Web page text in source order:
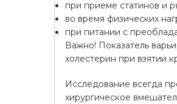
при приеме статинов и
во время физических
при питании с
Важно! Показатель
холестерин при взятии
Исследование всегда
хирургическое